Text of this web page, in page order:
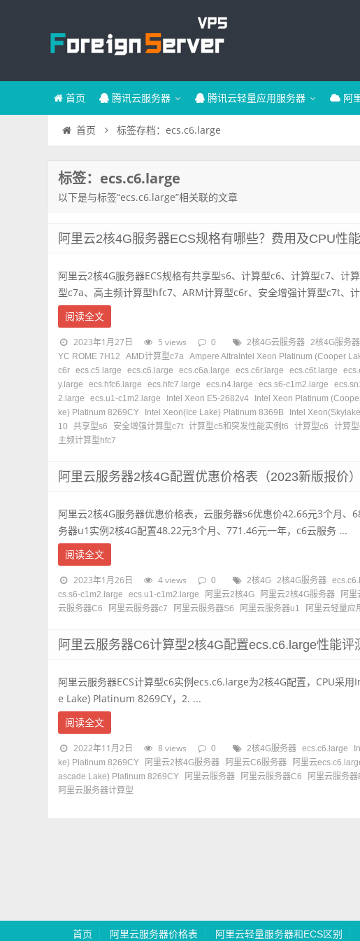
首页 腾讯云服务器 腾讯云轻量应用服务器 阿
首页 标签存档：ecs.c6.large
标签：ecs.c6.large
以下是与标签“ecs.c6.large”相关联的文章
阿里云2核4G服务器ECS规格有哪些？费用及CPU性能
阿里云2核4G服务器ECS规格有共享型s6、计算型c6、计算型c7、计
型c7a、高主频计算型hfc7、ARM计算型c6r、安全增强计算型c7t、
阅读全文
2023年1月27日 5 views 0 2核4G云服务器 2核4G服务器
YC ROME 7H12
AMD计算型c7a Ampere AltraIntel Xeon Platinum (Cooper
c6r ecs.c5.large ecs.c6.large ecs.c6a.large ecs.c6r.large ecs.c6t.large
y.large
ecs.hfc6.large ecs.hfc7.large ecs.n4.large ecs.s6-c1m2.large
2.large
ecs.u1-c1m2.large Intel Xeon E5-2682v4 Intel Xeon Platinum
ke) Platinum 8269CY
Intel Xeon(Ice Lake) Platinum 8369B Intel
10
共享型s6 安全增强计算型c7t 计算型c5和突发性能实例t6 计算型c6 计算
主频计算型hfc7
阿里云服务器2核4G配置优惠价格表（2023新版报价）
阿里云2核4G服务器优惠价格表，云服务器s6优惠价42.66元3个月、
务器u1实例2核4G配置48.22元3个月、771.46元一年，c6云服务 ...
阅读全文
2023年1月26日 4 views 0 2核4G 2核4G服务器
cs.s6-c1m2.large
ecs.u1-c1m2.large 阿里云2核4G 阿里云2核4G服务器 阿
云服务器C6
阿里云服务器c7 阿里云服务器S6 阿里云服务器u1 阿里云轻量应
阿里云服务器C6计算型2核4G配置ecs.c6.large性能评
阿里云服务器ECS计算型c6实例ecs.c6.large为2核4G配置，CPU采
e Lake) Platinum 8269CY，2. ...
阅读全文
2022年11月2日 8 views 0 2核4G服务器 ecs.c6.large
ke) Platinum 8269CY
阿里云2核4G服务器 阿里云C6服务器 阿里云
ascade Lake) Platinum 8269CY
阿里云服务器 阿里云服务器C6 阿里云服务
阿里云服务器计算型
首页 阿里云服务器价格表 阿里云轻量服务器和ECS区别